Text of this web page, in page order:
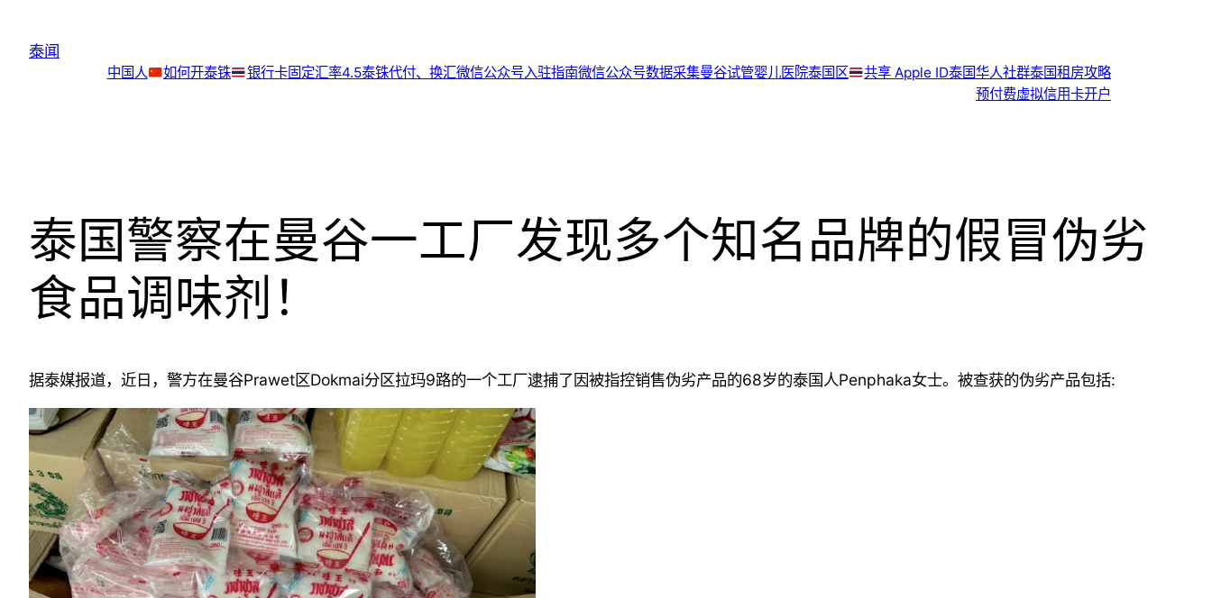
泰闻
中国人 如何开泰铢 银行卡固定汇率4.5泰铢代付、换汇微信公众号入驻指南微信公众号数据采集曼谷试管婴儿医院泰国区 共享 Apple ID泰国华人社群泰国租房攻略
预付费虚拟信用卡开户
泰国警察在曼谷一工厂发现多个知名品牌的假冒伪劣
食品调味剂！
据泰媒报道，近日，警方在曼谷Prawet区Dokmai分区拉玛9路的一个工厂逮捕了因被指控销售伪劣产品的68岁的泰国人Penphaka女士。被查获的伪劣产品包括: